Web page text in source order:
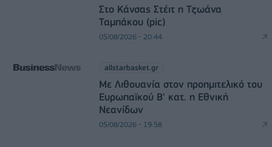
Στο Κάνσας Στέιτ η Τζωάνα
Ταμπάκου (pic)
05/08/2026 - 20:44
allstarbasket.gr
Με Λιθουανία στον προημιτελικό του
Ευρωπαϊκού Β' κατ. η Εθνική
Νεανίδων
05/08/2026 - 19:58